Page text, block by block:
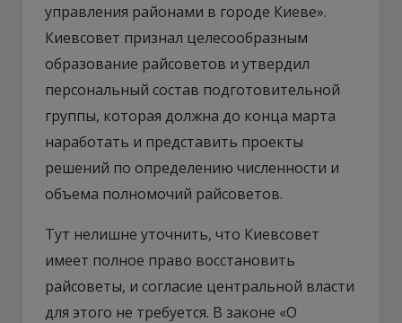
управления районами в городе Киеве».
Киевсовет признал целесообразным
образование райсоветов и утвердил
персональный состав подготовительной
группы, которая должна до конца марта
наработать и представить проекты
решений по определению численности и
объема полномочий райсоветов.
Тут нелишне уточнить, что Киевсовет
имеет полное право восстановить
райсоветы, и согласие центральной власти
для этого не требуется. В законе «О